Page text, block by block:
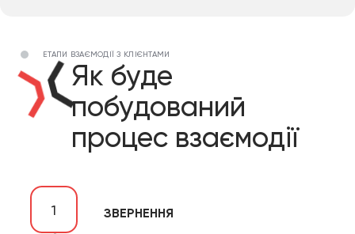
ЕТАПИ ВЗАЄМОДІЇ З КЛІЄНТАМИ
Як буде
побудований
процес взаємодії
1 ЗВЕРНЕННЯ